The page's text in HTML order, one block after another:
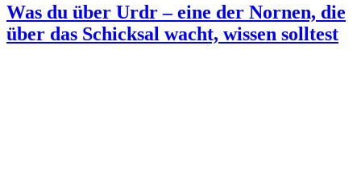
Was du über Urdr – eine der Nornen, die
über das Schicksal wacht, wissen solltest